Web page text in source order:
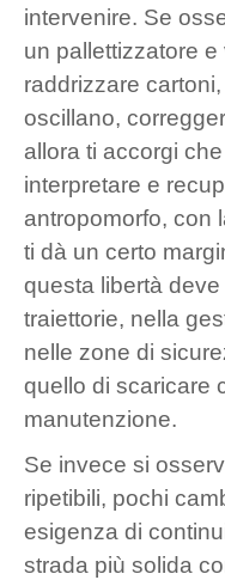
intervenire. Se
un pallettizzatore
raddrizzare
oscillano,
allora ti accorgi
interpretare e
antropomorfo, con
ti dà un certo
questa libertà
traiettorie, nella
nelle zone di
quello di scaricare
manutenzione.
Se invece si
ripetibili, pochi
esigenza di
strada più solida